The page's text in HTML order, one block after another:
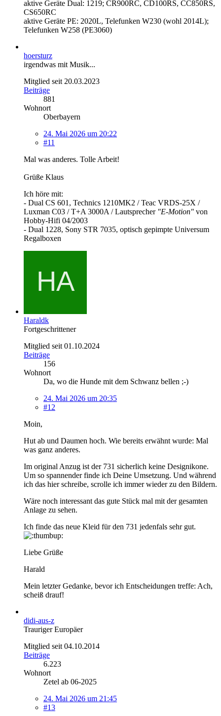
aktive Geräte Dual: 1219; CR900RC, CD100RS, CC850RS,
CS650RC
aktive Geräte PE: 2020L, Telefunken W230 (wohl 2014L);
Telefunken W258 (PE3060)
hoersturz
irgendwas mit Musik...
Mitglied seit 20.03.2023
Beiträge
881
Wohnort
Oberbayern
24. Mai 2026 um 20:22
#11
Mal was anderes. Tolle Arbeit!
Grüße Klaus
Ich höre mit:
- Dual CS 601, Technics 1210MK2 / Teac VRDS-25X /
Luxman C03 / T+A 3000A / Lautsprecher "E-Motion" von
Hobby-Hifi 04/2003
- Dual 1228, Sony STR 7035, optisch gepimpte Universum
Regalboxen
Haraldk
Fortgeschrittener
Mitglied seit 01.10.2024
Beiträge
156
Wohnort
Da, wo die Hunde mit dem Schwanz bellen ;-)
24. Mai 2026 um 20:35
#12
Moin,
Hut ab und Daumen hoch. Wie bereits erwähnt wurde: Mal
was ganz anderes.
Im original Anzug ist der 731 sicherlich keine Designikone.
Um so spannender finde ich Deine Umsetzung. Und während
ich das hier schreibe, scrolle ich immer wieder zu den Bildern.
Wäre noch interessant das gute Stück mal mit der gesamten
Anlage zu sehen.
Ich finde das neue Kleid für den 731 jedenfals sehr gut.
Liebe Grüße
Harald
Mein letzter Gedanke, bevor ich Entscheidungen treffe: Ach,
scheiß drauf!
didi-aus-z
Trauriger Europäer
Mitglied seit 04.10.2014
Beiträge
6.223
Wohnort
Zetel ab 06-2025
24. Mai 2026 um 21:45
#13